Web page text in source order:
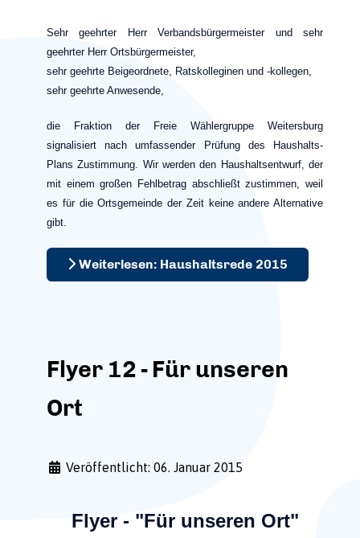
Sehr geehrter Herr Verbandsbürgermeister und sehr
geehrter Herr Ortsbürgermeister,
sehr geehrte Beigeordnete, Ratskolleginen und -kollegen,
sehr geehrte Anwesende,
die Fraktion der Freie Wählergruppe Weitersburg
signalisiert nach umfassender Prüfung des Haushalts-
Plans Zustimmung. Wir werden den Haushaltsentwurf, der
mit einem großen Fehlbetrag abschließt zustimmen, weil
es für die Ortsgemeinde der Zeit keine andere Alternative
gibt.
Weiterlesen: Haushaltsrede 2015
Flyer 12 - Für unseren
Ort
Veröffentlicht: 06. Januar 2015
Flyer - "Für unseren Ort"